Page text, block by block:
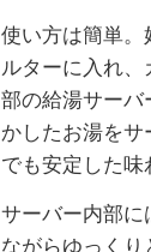
使い方は簡単。
ルターに入れ
部の給湯サー
かしたお湯を
でも安定した味
サーバー内部
ながらゆっく